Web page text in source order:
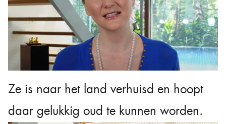
Ze is naar het land verhuisd en hoopt
daar gelukkig oud te kunnen worden.